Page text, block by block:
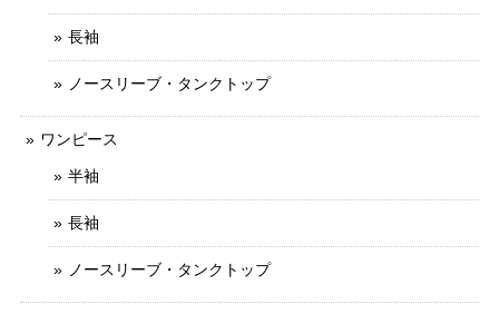
長袖
ノースリーブ・タンクトップ
ワンピース
半袖
長袖
ノースリーブ・タンクトップ